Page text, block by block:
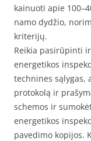
kainuoti apie
namo dydžio,
kriterijų.
Reikia pasirūpinti
energetikos
technines sąlygas,
protokolą ir
schemos ir
energetikos
pavedimo kopijos.